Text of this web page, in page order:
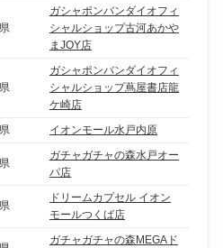
ガシャポンバンダイオフィ
シャルショップ古河あかや
まJOY店
ガシャポンバンダイオフィ
シャルショップ蔦屋書店龍
ケ崎店
イオンモール水戸内原
ガチャガチャの森水戸オー
パ店
ドリームカプセル イオン
モールつくば店
ガチャガチャの森MEGAド